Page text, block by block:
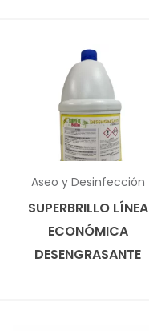
Aseo y Desinfección
SUPERBRILLO LÍNEA
ECONÓMICA
DESENGRASANTE